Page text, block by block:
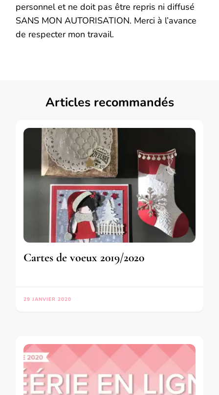
personnel et ne doit pas être repris ni diffusé
SANS MON AUTORISATION. Merci à l’avance
de respecter mon travail.
Articles recommandés
Cartes de voeux 2019/2020
29 JANVIER 2020